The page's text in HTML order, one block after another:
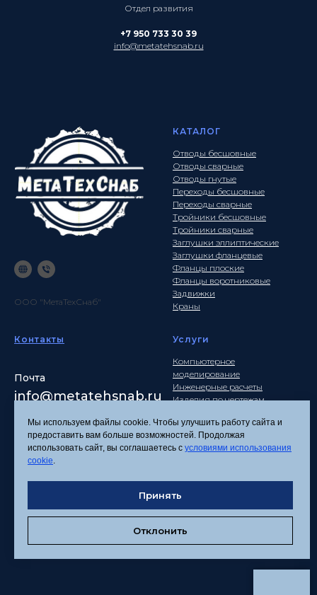
Отдел развития
+7 950 733 30 39
info@metatehsnab.ru
ООО "МетаТехСнаб"
КАТАЛОГ
Отводы бесшовные
Отводы сварные
Отводы гнутые
Переходы бесшовные
Переходы сварные
Тройники бесшовные
Тройники сварные
Заглушки эллиптические
Заглушки фланцевые
Фланцы плоские
Фланцы воротниковые
Задвижки
Краны
Контакты
Почта
info@metatehsnab.ru
Услуги
Компьютерное
моделирование
Инженерные расчеты
Изделия по чертежам
Политика
Согласие на обработку
персональных данных
Соглашение об
Мы используем файлы cookie. Чтобы улучшить работу сайта и
предоставить вам больше возможностей. Продолжая
использовать сайт, вы соглашаетесь с условиями использования
cookie.
Принять
Отклонить